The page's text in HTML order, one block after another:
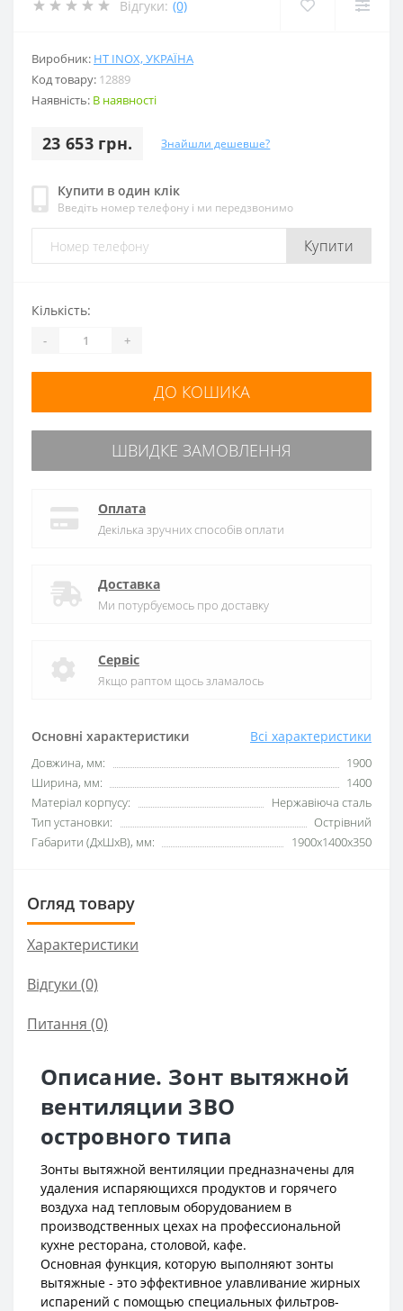
Відгуки: (0)
Виробник: HT INOX, УКРАЇНА
Код товару: 12889
Наявність: В наявності
23 653 грн. Знайшли дешевше?
Купити в один клік
Введіть номер телефону і ми передзвонимо
Купити
Основні характеристики Всі характеристики
Довжина, мм:
1900
Ширина, мм:
1400
Матеріал корпусу:
Нержавіюча сталь
Тип установки:
Острівний
Габарити (ДхШхВ), мм:
1900x1400x350
Кількість:
- +
ДО КОШИКА
ШВИДКЕ ЗАМОВЛЕННЯ
Оплата
Декілька зручних способів оплати
Доставка
Ми потурбуємось про доставку
Сервіс
Якщо раптом щось зламалось
Огляд товару
Характеристики
Відгуки (0)
Питання (0)
Описание. Зонт вытяжной
вентиляции ЗВО
островного типа
Зонты вытяжной вентиляции предназначены для
удаления испаряющихся продуктов и горячего
воздуха над тепловым оборудованием в
производственных цехах на профессиональной
кухне ресторана, столовой, кафе.
Основная функция, которую выполняют зонты
вытяжные - это эффективное улавливание жирных
испарений с помощью специальных фильтров-